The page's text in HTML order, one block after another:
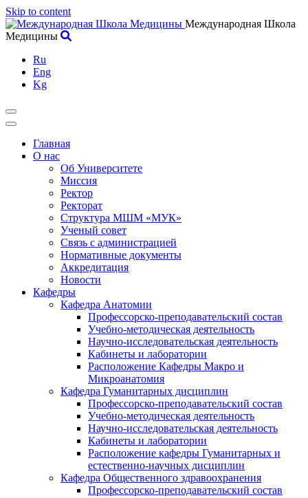
Skip to content
Международная Школа
Медицины
Ru
Eng
Kg
Главная
О нас
Об Университете
Миссия
Ректор
Ректорат
Структура МШМ «МУК»
Ученый совет
Связь с администрацией
Нормативные документы
Аккредитация
Новости
Кафедры
Кафедра Анатомии
Профессорско-преподавательский состав
Учебно-методическая деятельность
Научно-исследовательская деятельность
Кабинеты и лаборатории
Расположение Кафедры Макро и
Микроанатомия
Кафедра Гуманитарных дисциплин
Профессорско-преподавательский состав
Учебно-методическая деятельность
Научно-исследовательская деятельность
Кабинеты и лаборатории
Расположение кафедры Гуманитарных и
естественно-научных дисциплин
Кафедра Общественного здравоохранения
Профессорско-преподавательский состав